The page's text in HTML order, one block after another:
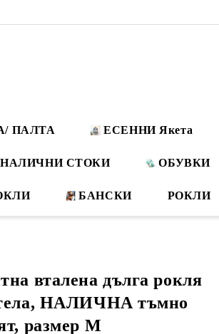
ПАЛТА ЕСЕННИ Якета
НАЛИЧНИ СТОКИ ОБУВКИ
БАНСКИ РОКЛИ
вталена дълга рокля
НАЛИЧНА тъмно
размер М